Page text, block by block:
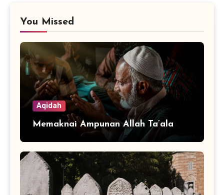
You Missed
Aqidah
Memaknai Ampunan Allah Ta’ala